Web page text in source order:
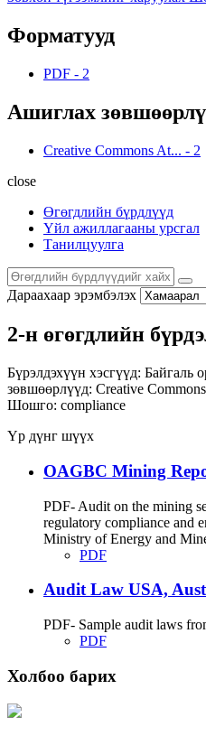
Форматууд
PDF - 2
Ашиглах
Creative Commons At... - 2
close
Өгөгдлийн бүрдлүүд
Үйл ажиллагааны урсгал
Танилцуулга
Дараахаар эрэмбэлэх
2-н өгөгдлийн
Бүрэлдэхүүн хэсгүүд: Байгаль
зөвшөөрлүүд: Creative
Шошго: compliance
Үр дүнг шүүх
OAGBC Mining
PDF- Audit on the mining
regulatory compliance and
Ministry of Energy and
PDF
Audit Law USA,
PDF- Sample audit laws
PDF
Холбоо барих